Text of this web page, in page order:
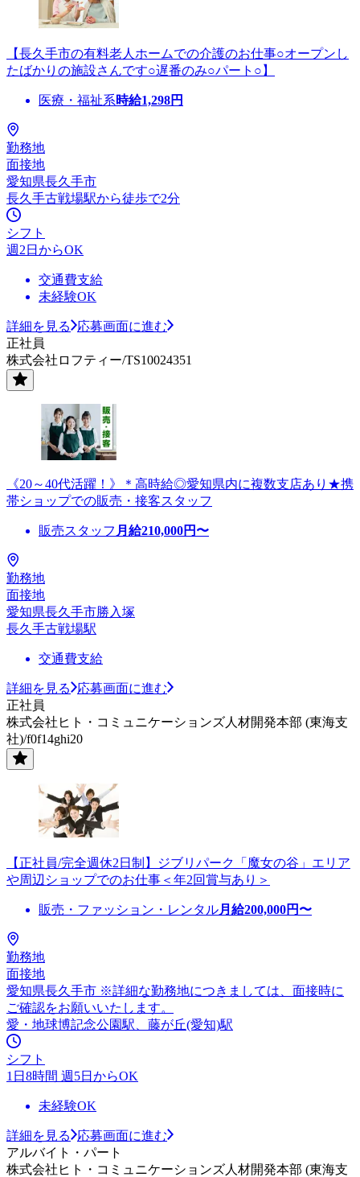
【長久手市の有料老人ホームでの介護のお仕事○オープンし
たばかりの施設さんです○遅番のみ○パート○】
医療・福祉系時給1,298円
勤務地
面接地
愛知県長久手市
長久手古戦場駅から徒歩で2分
シフト
週2日からOK
交通費支給
未経験OK
詳細を見る
応募画面に進む
正社員
株式会社ロフティー/TS10024351
《20～40代活躍！》＊高時給◎愛知県内に複数支店あり★携
帯ショップでの販売・接客スタッフ
販売スタッフ 月給210,000円〜
勤務地
面接地
愛知県長久手市勝入塚
長久手古戦場駅
交通費支給
詳細を見る
応募画面に進む
正社員
株式会社ヒト・コミュニケーションズ人材開発本部 (東海支
社)/f0f14ghi20
【正社員/完全週休2日制】ジブリパーク「魔女の谷」エリア
や周辺ショップでのお仕事＜年2回賞与あり＞
販売・ファッション・レンタル月給200,000円〜
勤務地
面接地
愛知県長久手市 ※詳細な勤務地につきましては、面接時に
ご確認をお願いいたします。
愛・地球博記念公園駅、藤が丘(愛知)駅
シフト
1日8時間 週5日からOK
未経験OK
詳細を見る
応募画面に進む
アルバイト・パート
株式会社ヒト・コミュニケーションズ人材開発本部 (東海支